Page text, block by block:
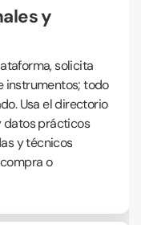
y
solicita
instrumentos; todo
Usa el directorio
datos prácticos
y técnicos
o